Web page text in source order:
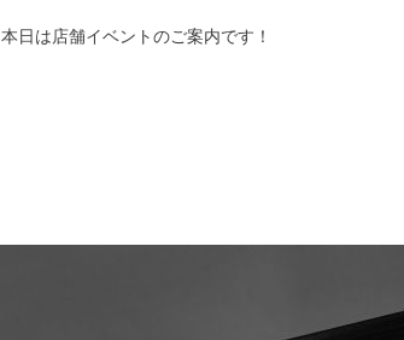
本日は店舗イベントのご案内です！